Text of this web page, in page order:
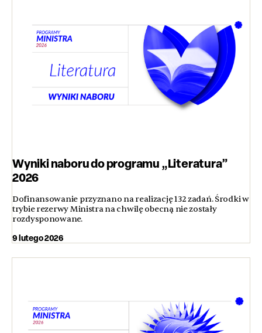
Wyniki naboru do programu „Literatura”
2026
Dofinansowanie przyznano na realizację 132 zadań. Środki w
trybie rezerwy Ministra na chwilę obecną nie zostały
rozdysponowane.
9 lutego 2026